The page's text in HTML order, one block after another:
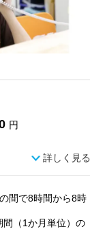
円
詳しく見る
間で8時間から8時
か月単位）の